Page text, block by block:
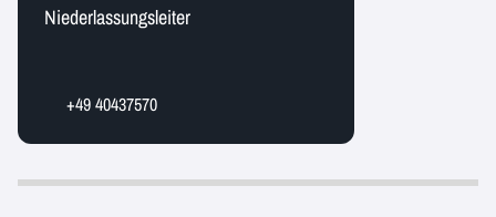
Niederlassungsleiter
+49 40437570